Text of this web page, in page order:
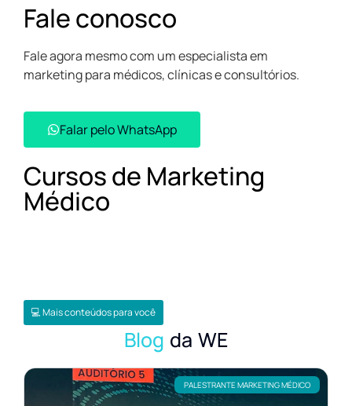
Fale conosco
Fale agora mesmo com um especialista em
marketing para médicos, clínicas e consultórios.
Falar pelo WhatsApp​
Cursos de Marketing
Médico
💻 Mais conteúdos para você
Blog da WE
PALESTRANTE MARKETING MÉDICO